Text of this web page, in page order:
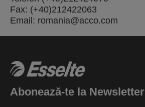
Fax: (+40)212422063
Email: romania@acco.com
Abonează-te la Newsletter